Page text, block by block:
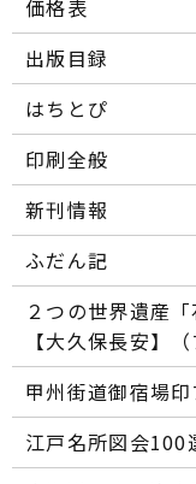
価格表
出版目録
はちとぴ
印刷全般
新刊情報
ふだん記
２つの世界遺産
【大久保長安】
甲州街道御宿場
江戸名所図会100